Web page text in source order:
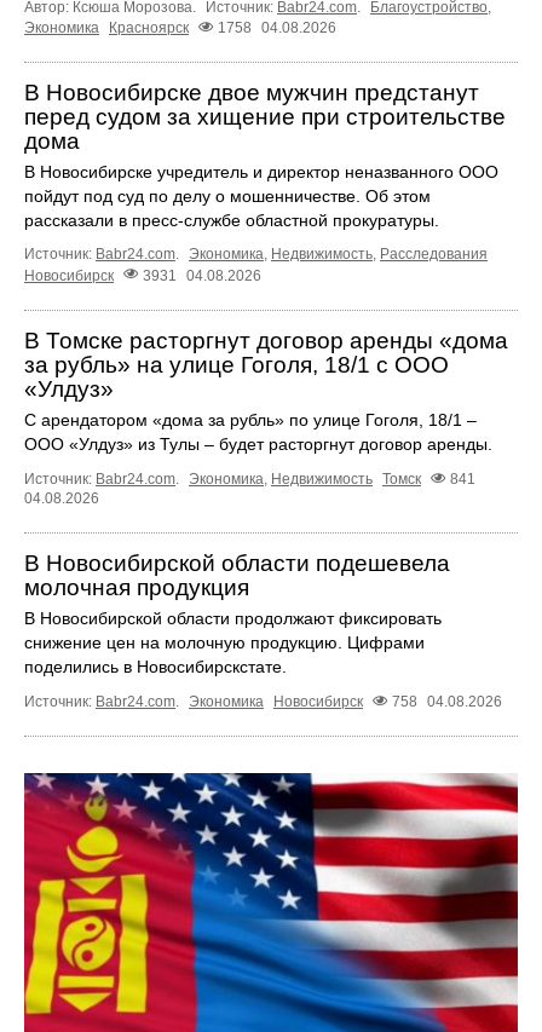
Автор: Ксюша Морозова. Источник: Babr24.com. Благоустройство,
Экономика
Красноярск 1758 04.08.2026
В Новосибирске двое мужчин предстанут
перед судом за хищение при строительстве
дома
В Новосибирске учредитель и директор неназванного ООО
пойдут под суд по делу о мошенничестве. Об этом
рассказали в пресс-службе областной прокуратуры.
Источник: Babr24.com. Экономика, Недвижимость, Расследования
Новосибирск
3931 04.08.2026
В Томске расторгнут договор аренды «дома
за рубль» на улице Гоголя, 18/1 с ООО
«Улдуз»
С арендатором «дома за рубль» по улице Гоголя, 18/1 –
ООО «Улдуз» из Тулы – будет расторгнут договор аренды.
Источник: Babr24.com Экономика Недвижимость Томск
841
04.08.2026
В Новосибирской области подешевела
молочная продукция
В Новосибирской области продолжают фиксировать
снижение цен на молочную продукцию. Цифрами
поделились в Новосибирскстате.
Источник: Babr24.com Экономика Новосибирск 758 04.08.2026